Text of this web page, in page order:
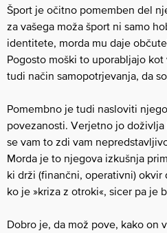
Šport je očitno pomemben del
za vašega moža šport ni samo
identitete, morda mu daje
Pogosto moški to uporabljajo
tudi način samopotrjevanja, da
Pomembno je tudi nasloviti
povezanosti. Verjetno jo doživlja
se vam to zdi vam
Morda je to njegova izkušnja
ki drži (finančni, operativni)
ko je »kriza z otroki«, sicer pa je
Dobro je, da mož pove, kako on